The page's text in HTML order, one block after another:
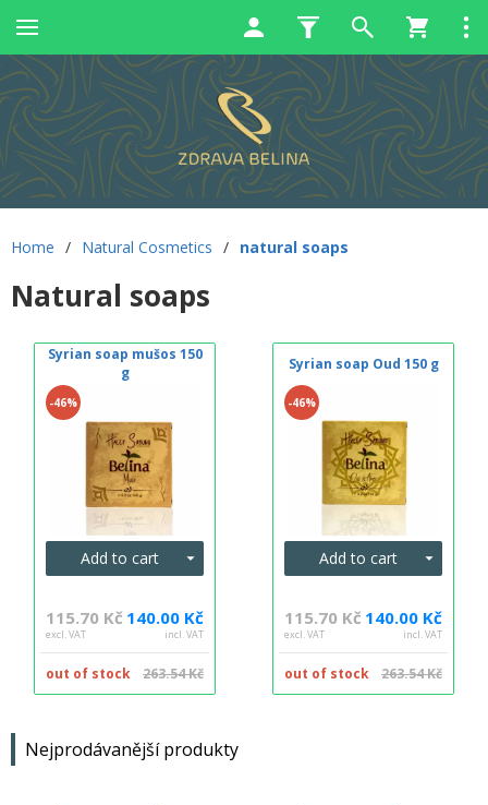
Home / Natural Cosmetics / natural soaps
Natural soaps
Syrian soap mušos 150
g
-46%
Add to cart
115.70 Kč
excl. VAT
140.00 Kč
incl. VAT
out of stock 263.54 Kč
Syrian soap Oud 150 g
-46%
Add to cart
115.70 Kč
excl. VAT
140.00 Kč
incl. VAT
out of stock 263.54 Kč
Nejprodávanější produkty